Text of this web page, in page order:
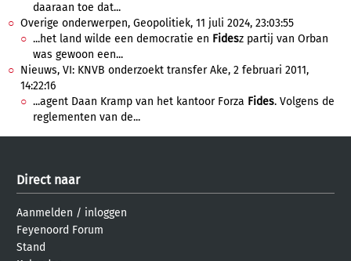
daaraan toe dat...
Overige onderwerpen, Geopolitiek, 11 juli 2024, 23:03:55
...het land wilde een democratie en Fidesz partij van Orban
was gewoon een...
Nieuws, VI: KNVB onderzoekt transfer Ake, 2 februari 2011,
14:22:16
...agent Daan Kramp van het kantoor Forza Fides. Volgens de
reglementen van de...
Direct naar
Aanmelden / inloggen
Feyenoord Forum
Stand